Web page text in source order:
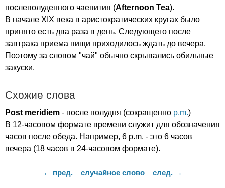
послеполуденного чаепития (Afternoon Tea).
В начале XIX века в аристократических кругах было
принято есть два раза в день. Следующего после
завтрака приема пищи приходилось ждать до вечера.
Поэтому за словом "чай" обычно скрывались обильные
закуски.
Схожие слова
Post meridiem - после полудня (сокращенно p.m.)
В 12-часовом формате времени служит для обозначения
часов после обеда. Например, 6 p.m. - это 6 часов
вечера (18 часов в 24-часовом формате).
← пред. случайное слово след. →